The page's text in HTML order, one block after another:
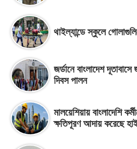
থাইল্যান্ডে স্কুলে
জর্ডানে বাংলাদেশ
দিবস পালন
মালয়েশিয়ায় বাংলাদেশি
ক্ষতিপূরণ আদায় করেছে